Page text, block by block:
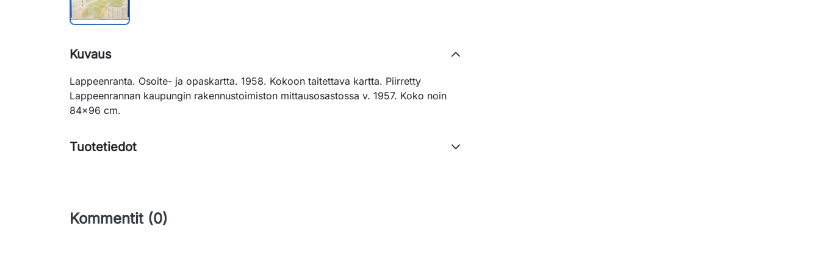
Kuvaus
Lappeenranta. Osoite- ja opaskartta. 1958. Kokoon taitettava kartta. Piirretty
Lappeenrannan kaupungin rakennustoimiston mittausosastossa v. 1957. Koko noin
84x96 cm.
Tuotetiedot
Kommentit (0)